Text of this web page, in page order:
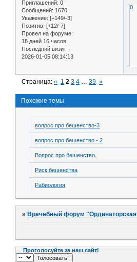
Приглашений: 0
Сообщений: 1670
Уважение: [+149/-3]
Позитив: [+12/-7]
Провел на форуме:
18 дней 16 часов
Последний визит:
2026-01-05 08:14:13
0
Страница:« 1 2 3 4 … 39 »
Похожие темы
вопрос про бешенство-3
вопрос про бешенство - 2
Вопрос про бешенство.
Риск бешенства
Рабиология
» Врачебный форум
Проголосуйте за наш сайт!